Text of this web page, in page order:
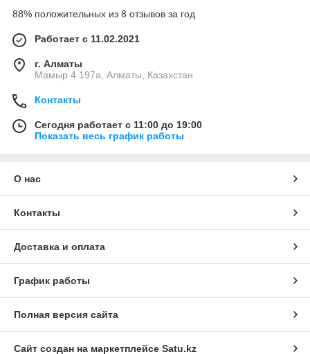
88% положительных из 8 отзывов за год
Работает с 11.02.2021
г. Алматы
Мамыр 4 197а, Алматы, Казахстан
Контакты
Сегодня работает с 11:00 до 19:00
Показать весь график работы
О нас
Контакты
Доставка и оплата
График работы
Полная версия сайта
Сайт создан на маркетплейсе Satu.kz